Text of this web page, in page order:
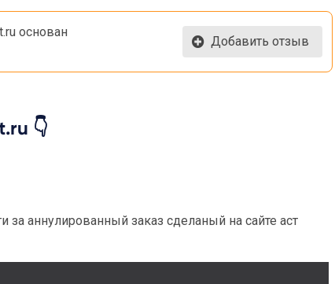
основан
Добавить отзыв
👇
за аннулированный заказ сделаный на сайте аст